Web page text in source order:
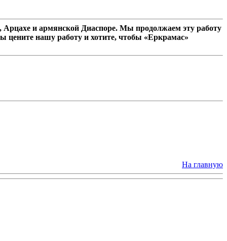
и армянской Диаспоре. Мы продолжаем эту работу
цените нашу работу и хотите, чтобы «Еркрамас»
На главную